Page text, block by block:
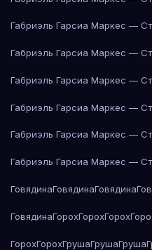
Габриэль Гарсиа Маркес —
Габриэль Гарсиа Маркес —
Габриэль Гарсиа Маркес —
Габриэль Гарсиа Маркес —
Габриэль Гарсиа Маркес —
Габриэль Гарсиа Маркес —
ГовядинаГовядинаГовядина
ГовядинаГорохГорохГорох
ГорохГорохГрушаГрушаГруша